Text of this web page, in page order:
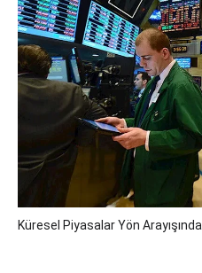
Küresel Piyasalar Yön Arayışında